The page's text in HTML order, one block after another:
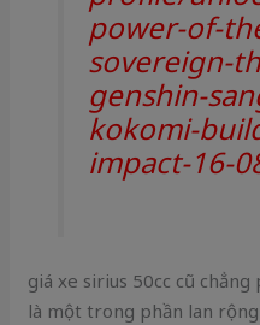
power-of-
sovereign-
genshin-
kokomi-
impact-16-
giá xe sirius 50cc cũ
là một trong phần lan rộng